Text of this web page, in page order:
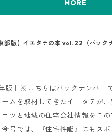
を比較検討しやすい形でご紹介
MORE
部版】イエタテの本 vol.22（バック
版］※こちらはバックナンバ
ームを取材してきたイエタテが
コツと地域の住宅会社情報をこの
今号では、『住宅性能』にもスポ